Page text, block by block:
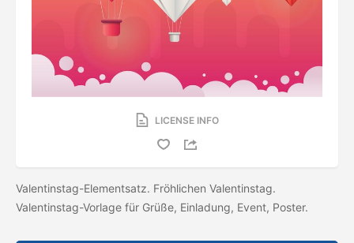
LICENSE INFO
Valentinstag-Elementsatz. Fröhlichen Valentinstag.
Valentinstag-Vorlage für Grüße, Einladung, Event, Poster.